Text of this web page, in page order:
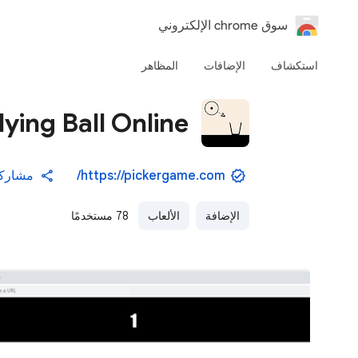
‏سوق chrome الإلكتروني
استكشاف الإضافات المظاهر
Ball Online
https://pickergame.com/
الإضافة الألعاب 78 مستخدمًا